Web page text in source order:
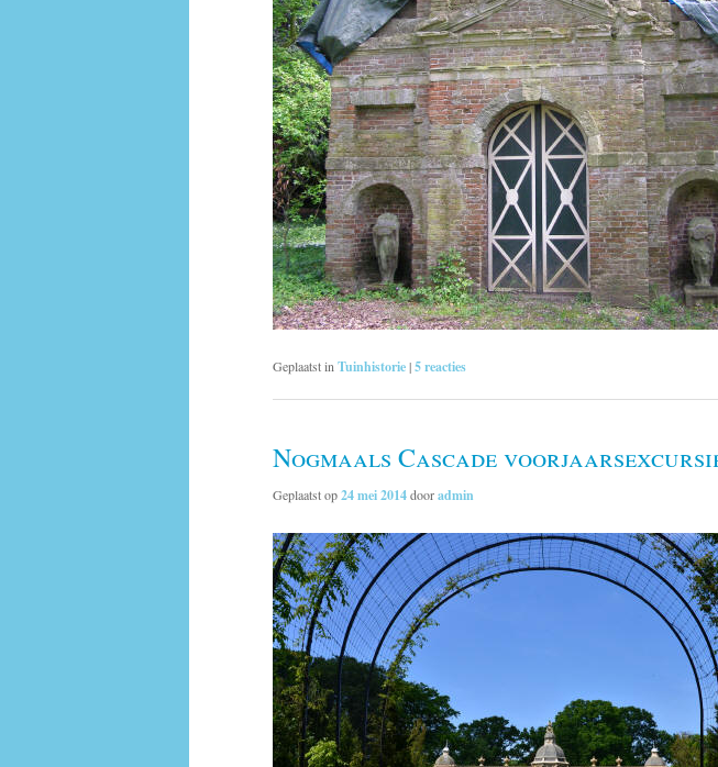
Geplaatst in Tuinhistorie|5reacties
Nogmaals Cascade
Geplaatst op24 mei 2014dooradmin